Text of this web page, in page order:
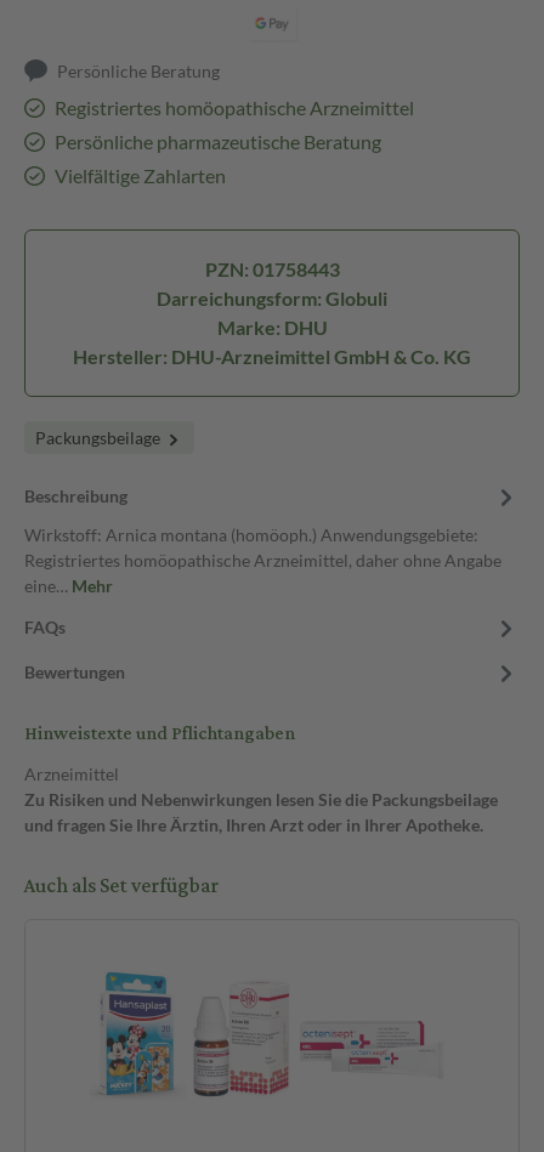
Persönliche Beratung
Registriertes homöopathische Arzneimittel
Persönliche pharmazeutische Beratung
Vielfältige Zahlarten
PZN: 01758443
Darreichungsform: Globuli
Marke: DHU
Hersteller: DHU-Arzneimittel GmbH & Co. KG
Packungsbeilage
Beschreibung
Wirkstoff: Arnica montana (homöoph.) Anwendungsgebiete:
Registriertes homöopathische Arzneimittel, daher ohne Angabe
eine… Mehr
FAQs
Bewertungen
Hinweistexte und Pflichtangaben
Arzneimittel
Zu Risiken und Nebenwirkungen lesen Sie die Packungsbeilage
und fragen Sie Ihre Ärztin, Ihren Arzt oder in Ihrer Apotheke.
Auch als Set verfügbar